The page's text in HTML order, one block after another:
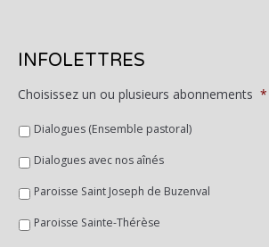
INFOLETTRES
Choisissez un ou plusieurs abonnements *
Dialogues (Ensemble pastoral)
Dialogues avec nos aînés
Paroisse Saint Joseph de Buzenval
Paroisse Sainte-Thérèse